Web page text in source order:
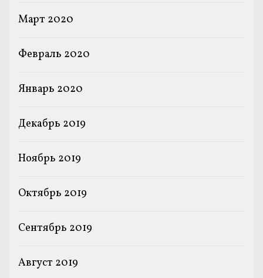
Март 2020
Февраль 2020
Январь 2020
Декабрь 2019
Ноябрь 2019
Октябрь 2019
Сентябрь 2019
Август 2019